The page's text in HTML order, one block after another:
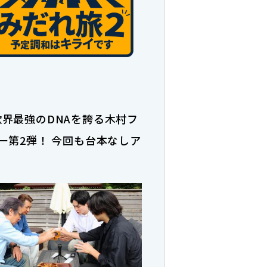
最強のDNAを誇る木村フ
第2弾！ 今回も台本なしア